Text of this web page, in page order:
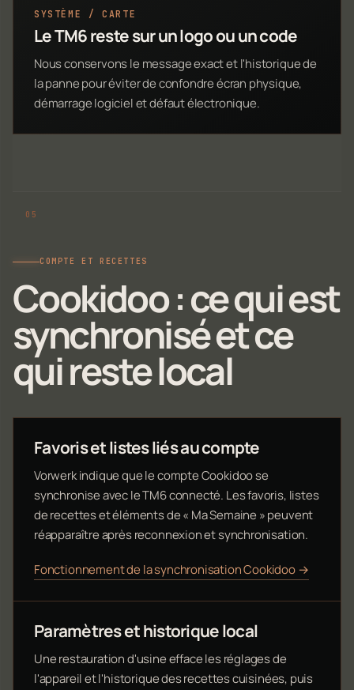
SYSTÈME / CARTE
Le TM6 reste sur un logo ou un code
Nous conservons le message exact et l'historique de
la panne pour éviter de confondre écran physique,
démarrage logiciel et défaut électronique.
COMPTE ET RECETTES
Cookidoo : ce qui est
synchronisé et ce
qui reste local
Favoris et listes liés au compte
Vorwerk indique que le compte Cookidoo se
synchronise avec le TM6 connecté. Les favoris, listes
de recettes et éléments de « Ma Semaine » peuvent
réapparaître après reconnexion et synchronisation.
Fonctionnement de la synchronisation Cookidoo →
Paramètres et historique local
Une restauration d'usine efface les réglages de
l'appareil et l'historique des recettes cuisinées, puis